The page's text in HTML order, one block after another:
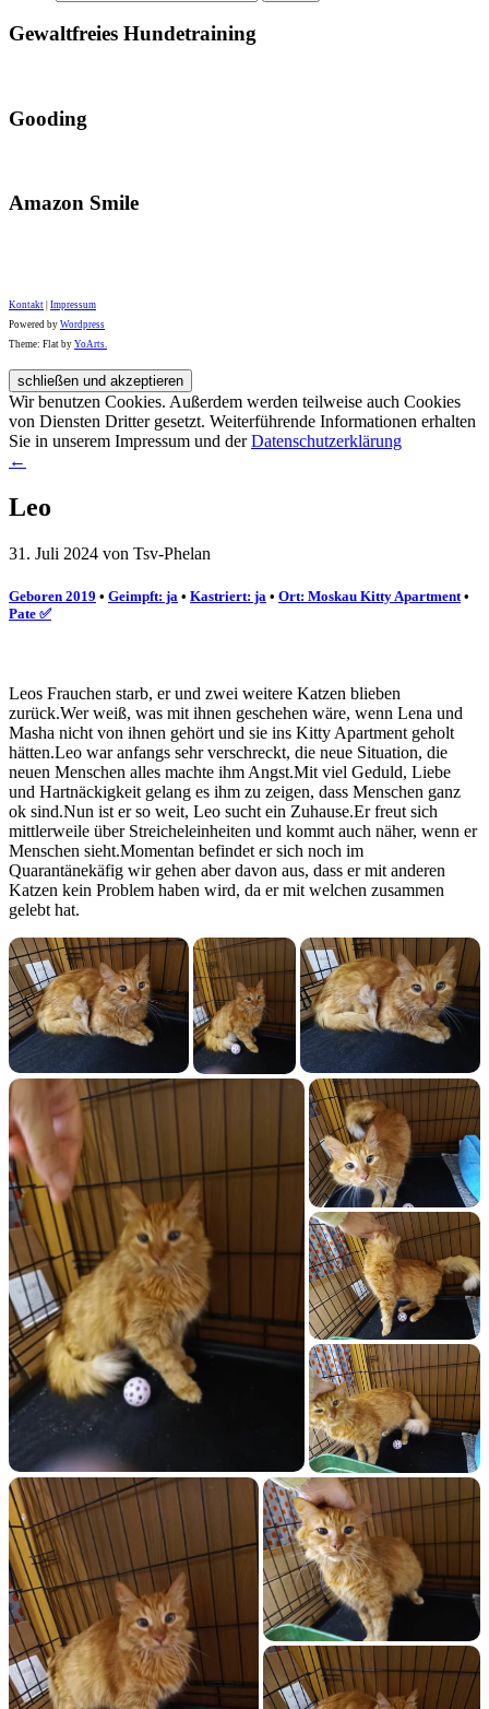
Gewaltfreies Hundetraining
Gooding
Amazon Smile
Kontakt Impressum
Powered by Wordpress
Theme: Flat by YoArts.
Wir benutzen Cookies. Außerdem werden teilweise auch Cookies
von Diensten Dritter gesetzt. Weiterführende Informationen erhalten
Sie in unserem Impressum und derDatenschutzerklärung
←
Leo
31. Juli 2024 von Tsv-Phelan
Geboren 2019 • Geimpft: ja • Kastriert: ja • Ort: Moskau Kitty Apartment•
Pate ✅️
Leos Frauchen starb, er und zwei weitere Katzen blieben
zurück.Wer weiß, was mit ihnen geschehen wäre, wenn Lena und
Masha nicht von ihnen gehört und sie ins Kitty Apartment geholt
hätten.Leo war anfangs sehr verschreckt, die neue Situation, die
neuen Menschen alles machte ihm Angst.Mit viel Geduld, Liebe
und Hartnäckigkeit gelang es ihm zu zeigen, dass Menschen ganz
ok sind.Nun ist er so weit, Leo sucht ein Zuhause.Er freut sich
mittlerweile über Streicheleinheiten und kommt auch näher, wenn er
Menschen sieht.Momentan befindet er sich noch im
Quarantänekäfig wir gehen aber davon aus, dass er mit anderen
Katzen kein Problem haben wird, da er mit welchen zusammen
gelebt hat.